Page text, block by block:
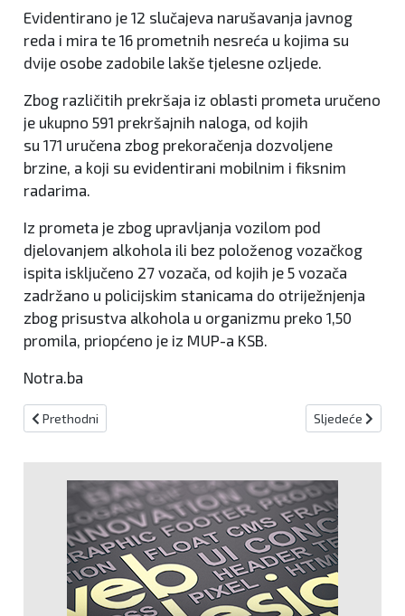
Evidentirano je 12 slučajeva narušavanja javnog
reda i mira te 16 prometnih nesreća u kojima su
dvije osobe zadobile lakše tjelesne ozljede.
Zbog različitih prekršaja iz oblasti prometa uručeno
je ukupno 591 prekršajnih naloga, od kojih
su 171 uručena zbog prekoračenja dozvoljene
brzine, a koji su evidentirani mobilnim i fiksnim
radarima.
Iz prometa je zbog upravljanja vozilom pod
djelovanjem alkohola ili bez položenog vozačkog
ispita isključeno 27 vozača, od kojih je 5 vozača
zadržano u policijskim stanicama do otriježnjenja
zbog prisustva alkohola u organizmu preko 1,50
promila, priopćeno je iz MUP-a KSB.
Notra.ba
Prethodni članak: SIPA u Travniku uhitila kantonalnog tužitelja
Prethodni Sljedeći
Sljedeće